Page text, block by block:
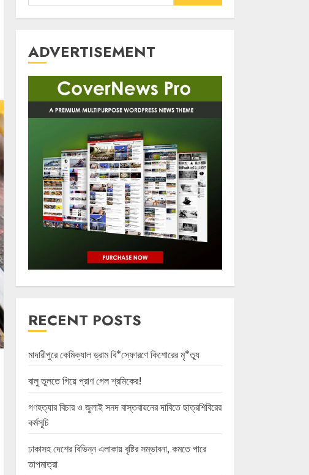
for:
ADVERTISEMENT
RECENT POSTS
মাদারীপুরে কেমিক্যাল ড্রাম বি*স্ফোরণে কিশোরের মৃ*ত্যু
বালু তুলতে গিয়ে প্রাণ গেল শ্রমিকের!
গণহত্যার বিচার ও জুলাই সনদ বাস্তবায়নের দাবিতে ছাত্রশিবিরের
কর্মসূচি
ঢাকাসহ দেশের বিভিন্ন এলাকায় বৃষ্টির সম্ভাবনা, কমতে পারে
তাপমাত্রা